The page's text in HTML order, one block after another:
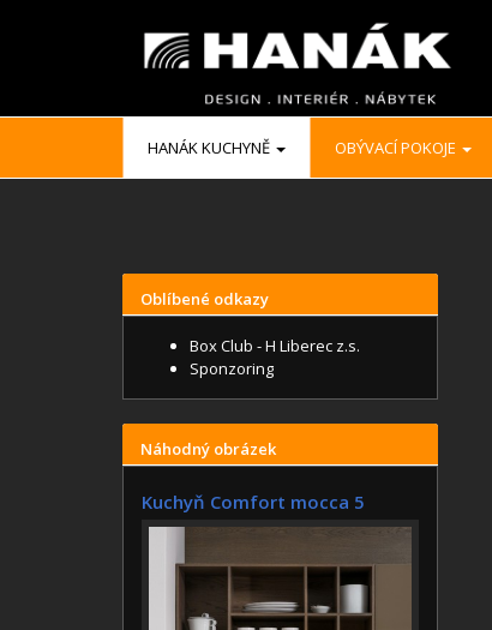
HANÁK KUCHYNĚ OBÝVACÍ POKOJE
Oblíbené odkazy
Box Club - H Liberec z.s.
Sponzoring
Náhodný obrázek
Kuchyň Comfort mocca 5